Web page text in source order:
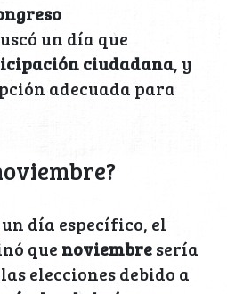
un día que
ciudadana, y
adecuada para
día específico, el
que noviembresería
elecciones debido a